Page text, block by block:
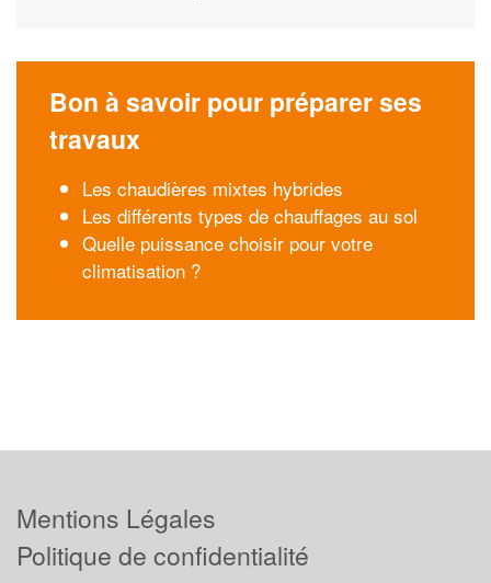
Bon à savoir pour préparer ses
travaux
Les chaudières mixtes hybrides
Les différents types de chauffages au sol
Quelle puissance choisir pour votre
climatisation ?
Mentions Légales
Politique de confidentialité